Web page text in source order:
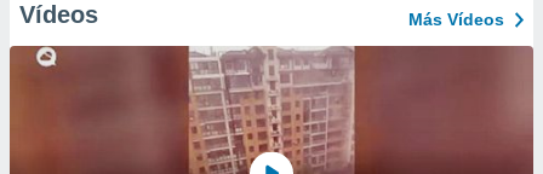
Vídeos Más Vídeos